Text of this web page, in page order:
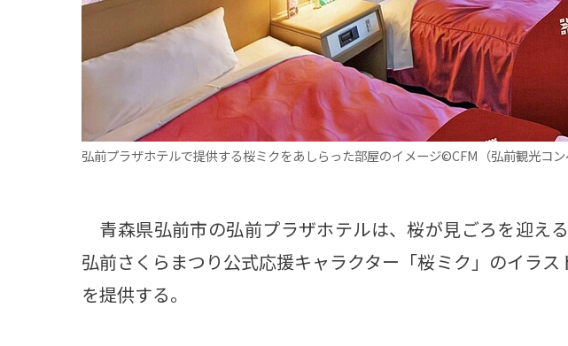
弘前プラザホテルで提供する桜ミクをあしらった部屋のイメージ©CFM（弘前観光コン
青森県弘前市の弘前プラザホテルは、桜が見ごろを迎え
弘前さくらまつり公式応援キャラクター「桜ミク」のイラ
を提供する。